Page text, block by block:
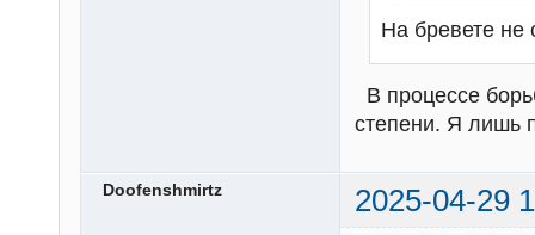
На бревете не
В процессе
степени. Я лишь
Doofenshmirtz 2025-04-29